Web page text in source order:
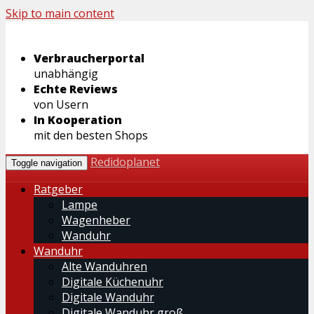
Skip to main content
Verbraucherportal
unabhängig
Echte Reviews
von Usern
In Kooperation
mit den besten Shops
Toggle navigation
Redidoplanet
Ratgeber
Lampe
Wagenheber
Wanduhr
Wanduhr
Alte Wanduhren
Digitale Küchenuhr
Digitale Wanduhr